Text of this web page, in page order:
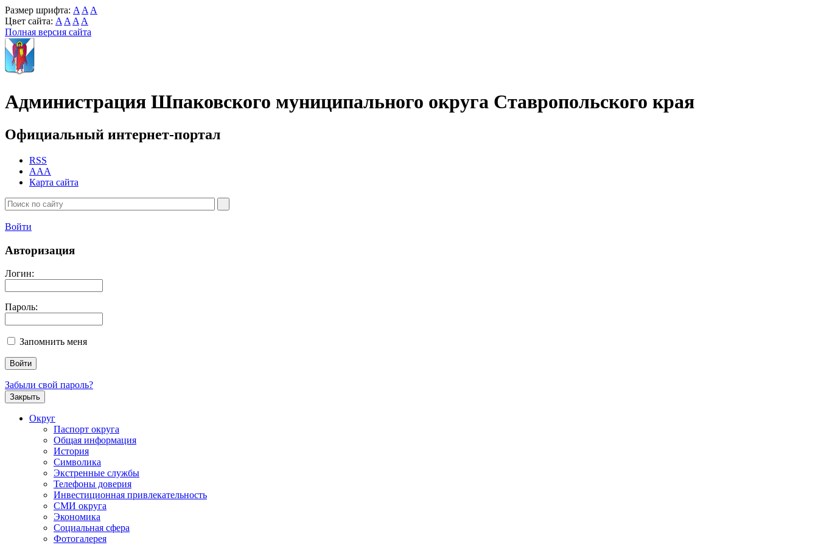
Размер шрифта: A A A
Цвет сайта: A A A A
Полная версия сайта
Администрация Шпаковского муниципального округа Ставропольского края
Официальный интернет-портал
RSS
AAA
Карта сайта
Войти
Авторизация
Логин:
Пароль:
Запомнить меня
Забыли свой пароль?
Закрыть
Округ
Паспорт округа
Общая информация
История
Символика
Экстренные службы
Телефоны доверия
Инвестиционная привлекательность
СМИ округа
Экономика
Социальная сфера
Фотогалерея